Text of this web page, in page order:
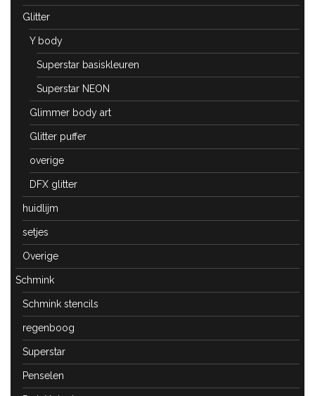
Glitter
Y body
Superstar basiskleuren
Superstar NEON
Glimmer body art
Glitter puffer
overige
DFX glitter
huidlijm
setjes
Overige
Schmink
Schmink stencils
regenboog
Superstar
Penselen